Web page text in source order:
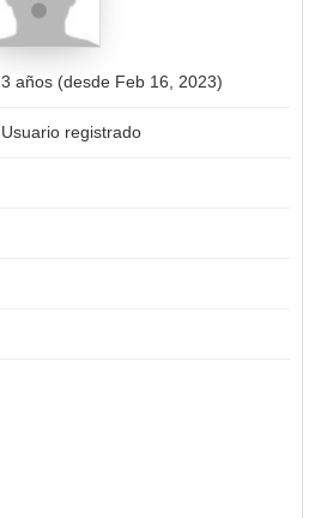
3 años (desde Feb 16, 2023)
Usuario registrado